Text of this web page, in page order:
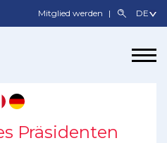
Mitglied werden
Präsidenten